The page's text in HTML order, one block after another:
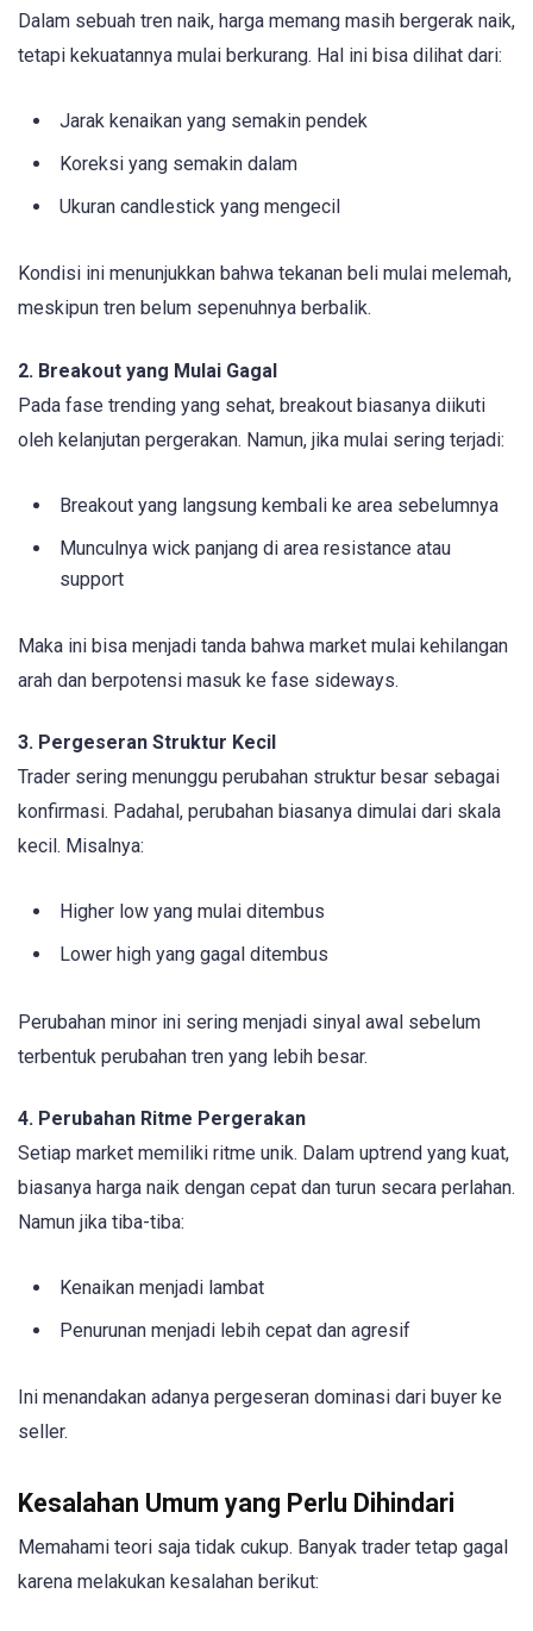
Dalam sebuah tren naik, harga memang masih bergerak naik,
tetapi kekuatannya mulai berkurang. Hal ini bisa dilihat dari:
Jarak kenaikan yang semakin pendek
Koreksi yang semakin dalam
Ukuran candlestick yang mengecil
Kondisi ini menunjukkan bahwa tekanan beli mulai melemah,
meskipun tren belum sepenuhnya berbalik.
2. Breakout yang Mulai Gagal
Pada fase trending yang sehat, breakout biasanya diikuti
oleh kelanjutan pergerakan. Namun, jika mulai sering terjadi:
Breakout yang langsung kembali ke area sebelumnya
Munculnya wick panjang di area resistance atau
support
Maka ini bisa menjadi tanda bahwa market mulai kehilangan
arah dan berpotensi masuk ke fase sideways.
3. Pergeseran Struktur Kecil
Trader sering menunggu perubahan struktur besar sebagai
konfirmasi. Padahal, perubahan biasanya dimulai dari skala
kecil. Misalnya:
Higher low yang mulai ditembus
Lower high yang gagal ditembus
Perubahan minor ini sering menjadi sinyal awal sebelum
terbentuk perubahan tren yang lebih besar.
4. Perubahan Ritme Pergerakan
Setiap market memiliki ritme unik. Dalam uptrend yang kuat,
biasanya harga naik dengan cepat dan turun secara perlahan.
Namun jika tiba-tiba:
Kenaikan menjadi lambat
Penurunan menjadi lebih cepat dan agresif
Ini menandakan adanya pergeseran dominasi dari buyer ke
seller.
Kesalahan Umum yang Perlu Dihindari
Memahami teori saja tidak cukup. Banyak trader tetap gagal
karena melakukan kesalahan berikut: